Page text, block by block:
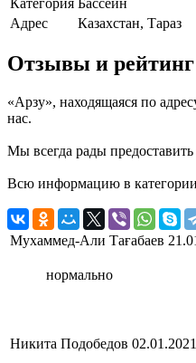
Адрес
Казахстан, Тараз
Отзывы и
«Арзу», находящаяся по
нас.
Мы всегда рады
Всю информацию в
Мухаммед-Али Тағабаев
нормально
Никита Подобедов 02.01.2021